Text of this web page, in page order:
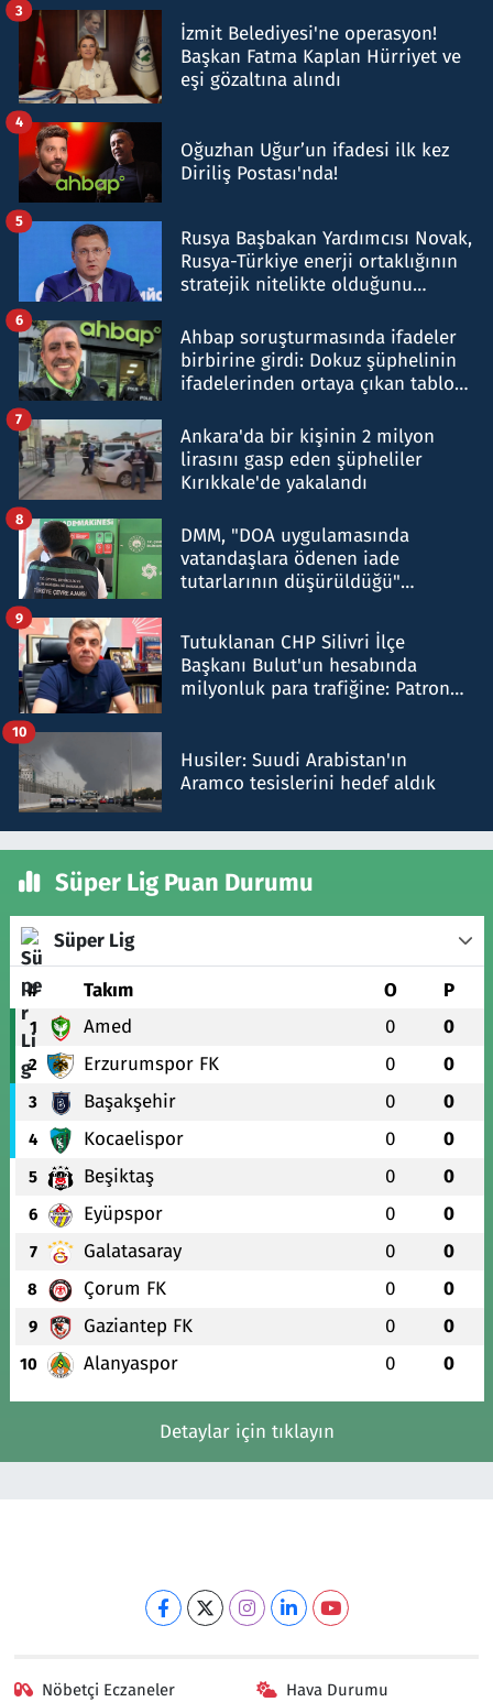
İzmit Belediyesi'ne operasyon!
Başkan Fatma Kaplan Hürriyet ve
eşi gözaltına alındı
3
Oğuzhan Uğur’un ifadesi ilk kez
Diriliş Postası'nda!
4
Rusya Başbakan Yardımcısı Novak,
Rusya-Türkiye enerji ortaklığının
stratejik nitelikte olduğunu
5
Ahbap soruşturmasında ifadeler
birbirine girdi: Dokuz şüphelinin
ifadelerinden ortaya çıkan tablo
6
Ankara'da bir kişinin 2 milyon
lirasını gasp eden şüpheliler
Kırıkkale'de yakalandı
7
DMM, "DOA uygulamasında
vatandaşlara ödenen iade
tutarlarının düşürüldüğü"
8
Tutuklanan CHP Silivri İlçe
Başkanı Bulut'un hesabında
milyonluk para trafiğine: Patron
9
Husiler: Suudi Arabistan'ın
Aramco tesislerini hedef aldık
10
Süper Lig Puan Durumu
Süper Lig
# Takım O P
1 Amed 0 0
2 Erzurumspor FK 0 0
3 Başakşehir 0 0
4 Kocaelispor 0 0
5 Beşiktaş 0 0
6 Eyüpspor 0 0
7 Galatasaray 0 0
8 Çorum FK 0 0
9 Gaziantep FK 0 0
10 Alanyaspor 0 0
Detaylar için tıklayın
Nöbetçi Eczaneler Hava Durumu